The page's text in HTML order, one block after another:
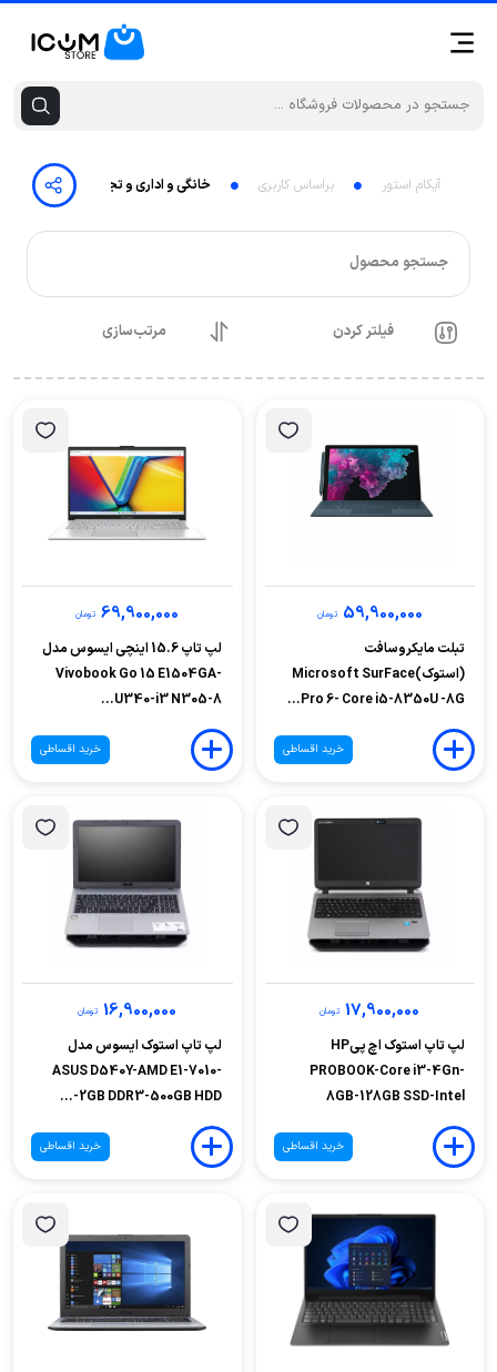
آیکام استور براساس کاربری خانگی و اداری و تجاری
جستجو محصول
فیلتر کردن مرتب‌سازی
59,900,000 تومان
تبلت مایکروسافت
(استوک)Microsoft SurFace
Pro 6- Core i5-8350U -8G...
خرید اقساطی
69,900,000 تومان
لپ تاپ 15.6 اینچی ایسوس مدل
Vivobook Go 15 E1504GA-
U340-i3 N305-8...
خرید اقساطی
17,900,000 تومان
لپ تاپ استوک اچ پیHP
PROBOOK-Core i3-4Gn-
8GB-128GB SSD-Intel
خرید اقساطی
16,900,000 تومان
لپ تاپ استوک ایسوس مدل
ASUS D540Y-AMD E1-7010-
2GB DDR3-500GB HDD-...
خرید اقساطی